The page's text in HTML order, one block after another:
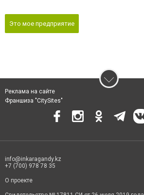
Это мое предприятие
Реклама на сайте
Франшиза "CitySites"
info@inkaragandy.kz
+7 (700) 978 78 35
О проекте